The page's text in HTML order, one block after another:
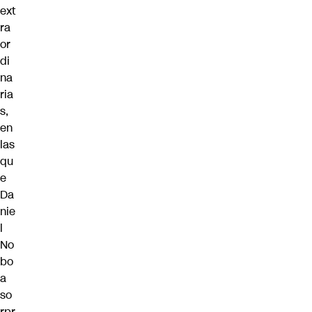
ext
ra
or
di
na
ria
s,
en
las
qu
e
Da
nie
l
No
bo
a
so